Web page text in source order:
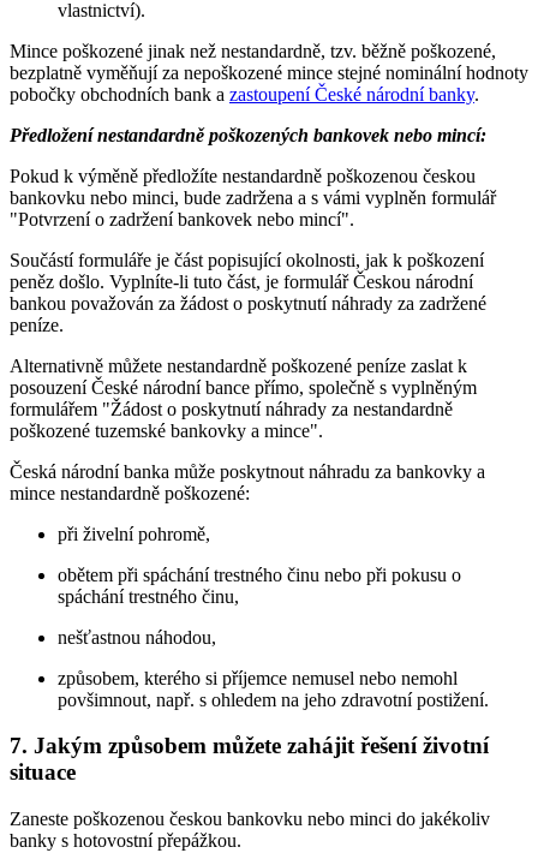
vlastnictví).
Mince poškozené jinak než nestandardně, tzv. běžně poškozené,
bezplatně vyměňují za nepoškozené mince stejné nominální hodnoty
pobočky obchodních bank a zastoupení České národní banky.
Předložení nestandardně poškozených bankovek nebo mincí:
Pokud k výměně předložíte nestandardně poškozenou českou
bankovku nebo minci, bude zadržena a s vámi vyplněn formulář
"Potvrzení o zadržení bankovek nebo mincí".
Součástí formuláře je část popisující okolnosti, jak k poškození
peněz došlo. Vyplníte-li tuto část, je formulář Českou národní
bankou považován za žádost o poskytnutí náhrady za zadržené
peníze.
Alternativně můžete nestandardně poškozené peníze zaslat k
posouzení České národní bance přímo, společně s vyplněným
formulářem "Žádost o poskytnutí náhrady za nestandardně
poškozené tuzemské bankovky a mince".
Česká národní banka může poskytnout náhradu za bankovky a
mince nestandardně poškozené:
při živelní pohromě,
obětem při spáchání trestného činu nebo při pokusu o
spáchání trestného činu,
nešťastnou náhodou,
způsobem, kterého si příjemce nemusel nebo nemohl
povšimnout, např. s ohledem na jeho zdravotní postižení.
7. Jakým způsobem můžete zahájit řešení životní
situace
Zaneste poškozenou českou bankovku nebo minci do jakékoliv
banky s hotovostní přepážkou.